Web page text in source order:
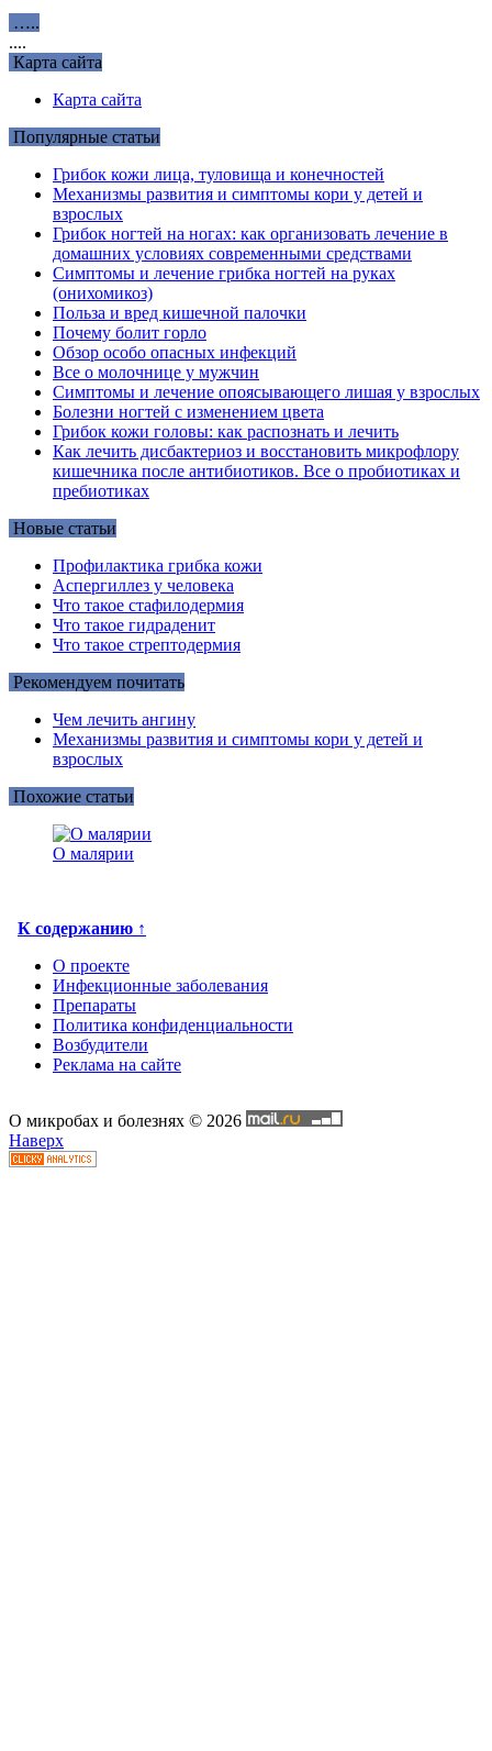
…..
....
Карта сайта
Карта сайта
Популярные статьи
Грибок кожи лица, туловища и конечностей
Механизмы развития и симптомы кори у детей и
взрослых
Грибок ногтей на ногах: как организовать лечение в
домашних условиях современными средствами
Симптомы и лечение грибка ногтей на руках
(онихомикоз)
Польза и вред кишечной палочки
Почему болит горло
Обзор особо опасных инфекций
Все о молочнице у мужчин
Симптомы и лечение опоясывающего лишая у взрослых
Болезни ногтей с изменением цвета
Грибок кожи головы: как распознать и лечить
Как лечить дисбактериоз и восстановить микрофлору
кишечника после антибиотиков. Все о пробиотиках и
пребиотиках
Новые статьи
Профилактика грибка кожи
Аспергиллез у человека
Что такое стафилодермия
Что такое гидраденит
Что такое стрептодермия
Рекомендуем почитать
Чем лечить ангину
Механизмы развития и симптомы кори у детей и
взрослых
Похожие статьи
О малярии
К содержанию ↑
О проекте
Инфекционные заболевания
Препараты
Политика конфиденциальности
Возбудители
Реклама на сайте
О микробах и болезнях © 2026
Наверх